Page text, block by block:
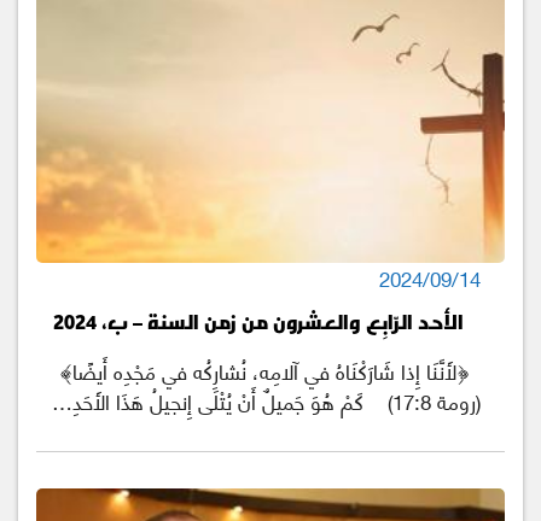
2024/09/14
الأحد الرّابِع والعشرون من زمن السنة – ب، 2024
﴿لأَنَّنَا إِذا شَارَكْنَاهُ في آلامِه، نُشارِكُه في مَجْدِه أَيضًا﴾
(رومة 17:8) كَمْ هُوَ جَميلٌ أَنْ يُتْلَى إِنجيلُ هَذَا الأَحَدِ…